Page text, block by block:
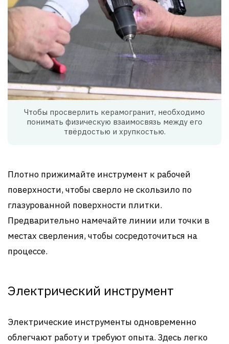
Чтобы просверлить керамогранит, необходимо
понимать физическую взаимосвязь между его
твёрдостью и хрупкостью.
Плотно прижимайте инструмент к рабочей
поверхности, чтобы сверло не скользило по
глазурованной поверхности плитки.
Предварительно намечайте линии или точки в
местах сверления, чтобы сосредоточиться на
процессе.
Электрический инструмент
Электрические инструменты одновременно
облегчают работу и требуют опыта. Здесь легко